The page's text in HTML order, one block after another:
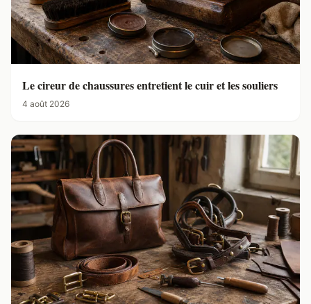
Le cireur de chaussures entretient le cuir et les souliers
4 août 2026